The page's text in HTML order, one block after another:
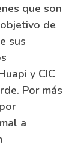
que son
de
sus
y CIC
Por más
a